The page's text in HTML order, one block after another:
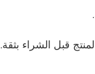
قبل الشراء بثقة.